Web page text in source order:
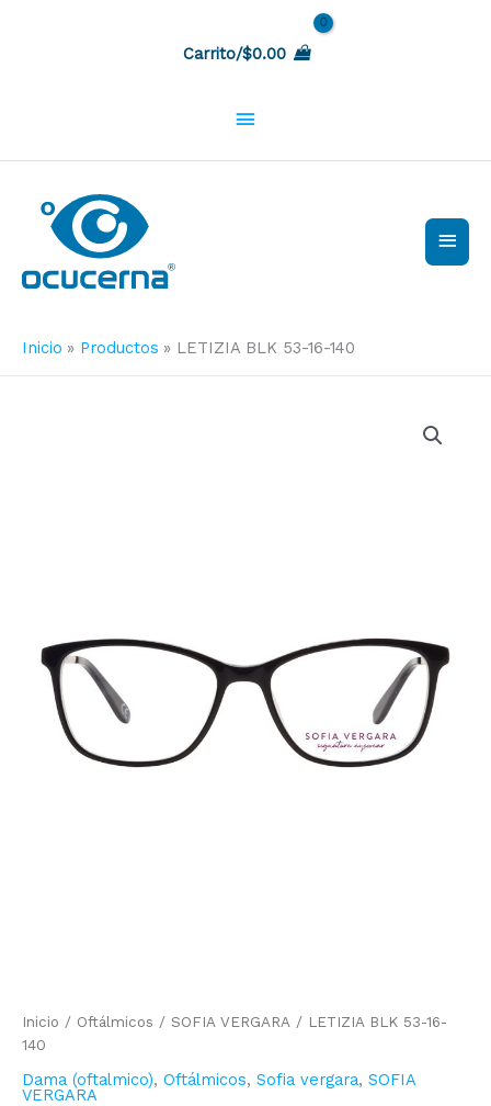
Carrito/$0.00
la
cabecera
Inicio Productos LETIZIA BLK 53-16-140
Inicio / Oftálmicos / SOFIA VERGARA / LETIZIA BLK 53-16-
140
Dama (oftalmico), Oftálmicos, Sofia vergara, SOFIA
VERGARA